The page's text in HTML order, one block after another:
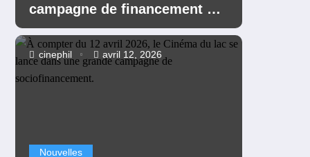
campagne de financement du
Cinéma du lac
Nouvelles
cinephil avril 12, 2026